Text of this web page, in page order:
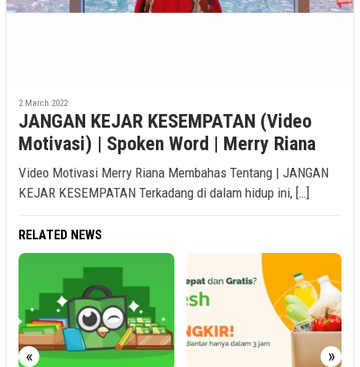
2 March 2022
JANGAN KEJAR KESEMPATAN (Video
Motivasi) | Spoken Word | Merry Riana
Video Motivasi Merry Riana Membahas Tentang | JANGAN
KEJAR KESEMPATAN Terkadang di dalam hidup ini, […]
RELATED NEWS
« »